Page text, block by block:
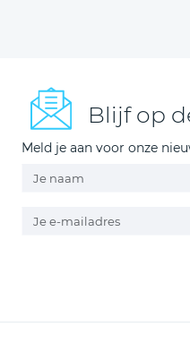
Blijf op
Meld je aan voor onze